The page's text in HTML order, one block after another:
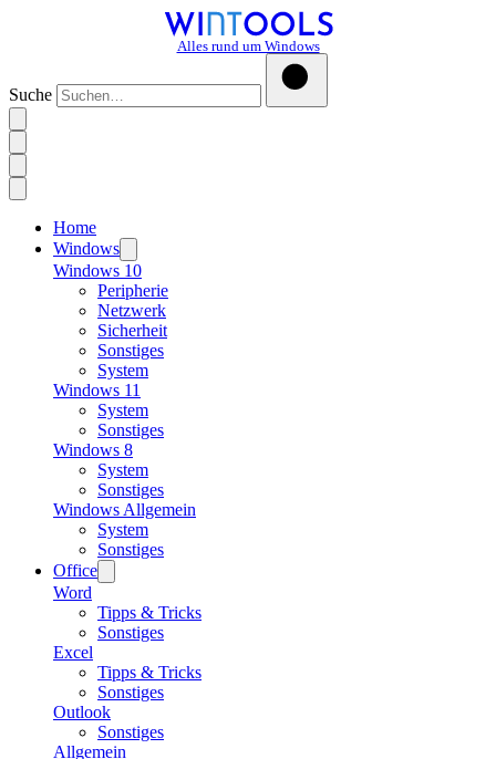
Alles rund um Windows
Suche
Home
Windows
Windows 10
Peripherie
Netzwerk
Sicherheit
Sonstiges
System
Windows 11
System
Sonstiges
Windows 8
System
Sonstiges
Windows Allgemein
System
Sonstiges
Office
Word
Tipps & Tricks
Sonstiges
Excel
Tipps & Tricks
Sonstiges
Outlook
Sonstiges
Allgemein